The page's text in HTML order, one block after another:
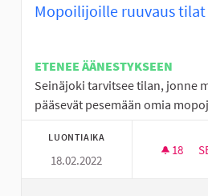
Mopoilijoille ruuvaus tilat
ETENEE ÄÄNESTYKSEEN
Seinäjoki tarvitsee tilan, jonne
pääsevät pesemään omia
LUONTIAIKA
18.02.2022
18